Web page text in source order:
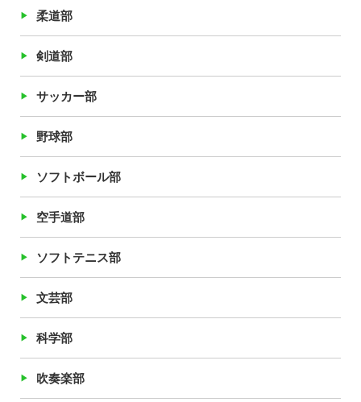
柔道部
剣道部
サッカー部
野球部
ソフトボール部
空手道部
ソフトテニス部
文芸部
科学部
吹奏楽部